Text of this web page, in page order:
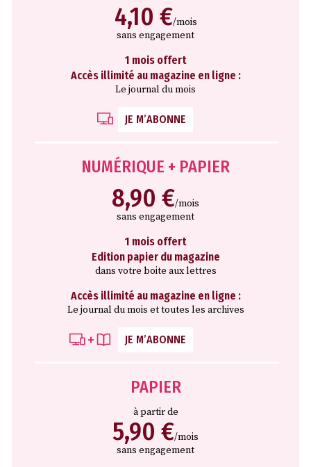
4,10 €/mois
sans engagement
1 mois offert
Accès illimité au magazine en ligne :
Le journal du mois
JE M’ABONNE
NUMÉRIQUE + PAPIER
8,90 €/mois
sans engagement
1 mois offert
Edition papier du magazine
dans votre boite aux lettres
Accès illimité au magazine en ligne :
Le journal du mois et toutes les archives
JE M’ABONNE
PAPIER
à partir de
5,90 €/mois
sans engagement